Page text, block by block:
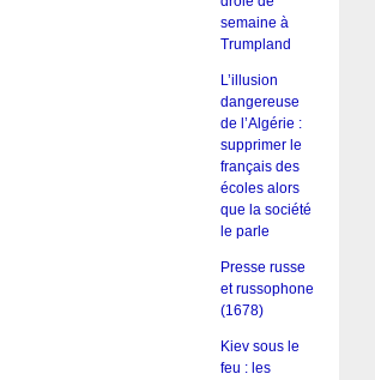
semaine à
Trumpland
L’illusion
dangereuse
de l’Algérie :
supprimer le
français des
écoles alors
que la société
le parle
Presse russe
et russophone
(1678)
Kiev sous le
feu : les